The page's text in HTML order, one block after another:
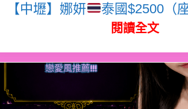
【中壢】娜妍 泰國$2500（座
閱讀全文